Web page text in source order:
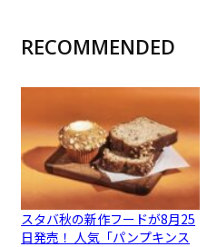
RECOMMENDED
スタバ秋の新作フードが8月25
日発売！ 人気「パンプキンス